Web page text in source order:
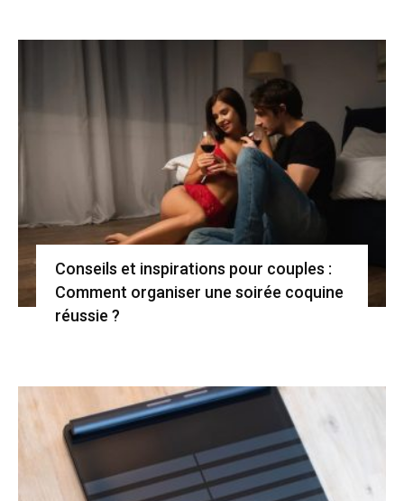
Conseils et inspirations pour couples :
Comment organiser une soirée coquine
réussie ?